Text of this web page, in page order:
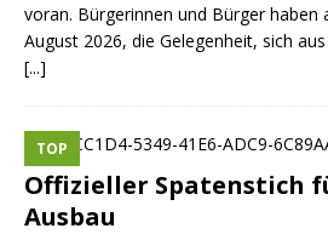
voran. Bürgerinnen und Bürger haben
August 2026, die Gelegenheit, sich
[...]
Offizieller Spatenstich
Ausbau
TOP